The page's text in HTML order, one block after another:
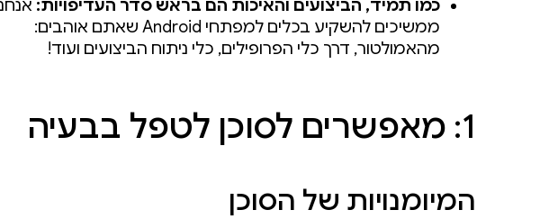
כמו תמיד, הביצועים והאיכות הם בראש סדר העדיפויות:
ממשיכים להשקיע בכלים למפתחי Android שאתם אוהבים:
מהאמולטור, דרך כלי הפרופילים, כלי ניתוח הביצועים ועוד!
‫1: מאפשרים לסוכן לטפל בבעיה
המיומנויות של הסוכן